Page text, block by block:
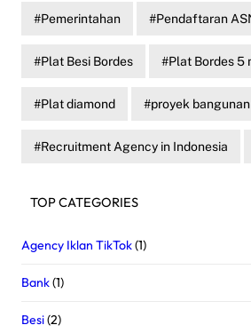
Pemerintahan Pendaftaran
Plat Besi Bordes Plat Bordes 5
Plat diamond proyek bangunan
Recruitment Agency in Indonesia
TOP CATEGORIES
Agency Iklan TikTok(1)
Bank(1)
Besi(2)